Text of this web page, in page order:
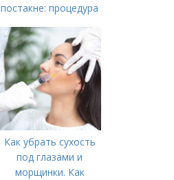
постакне: процедура
Как убрать сухость
под глазами и
морщинки. Как